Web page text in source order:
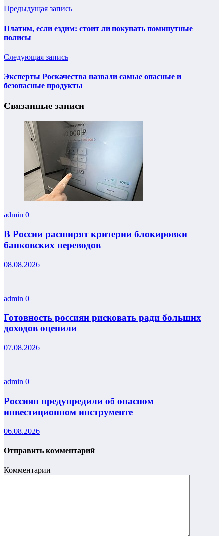
Предыдущая запись
Платим, если ездим: стоит ли покупать поминутные
полисы
Следующая запись
Эксперты Роскачества назвали самые опасные и
безопасные продукты
Связанные записи
admin 0
В России расширят критерии блокировки
банковских переводов
08.08.2026
admin 0
Готовность россиян рисковать ради больших
доходов оценили
07.08.2026
admin 0
Россиян предупредили об опасном
инвестиционном инструменте
06.08.2026
Отправить комментарий
Комментарии